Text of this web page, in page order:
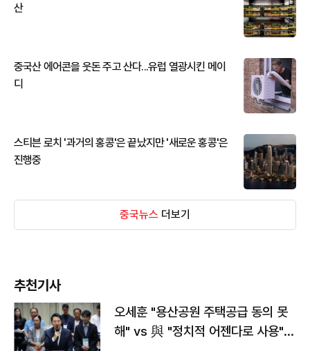
산
중국산 에어콘을 웃돈 주고 산다...유럽 열광시킨 메이
디
스티븐 로치 '과거의 홍콩'은 끝났지만 '새로운 홍콩'은
진행중
중국뉴스 더보기
추천기사
오세훈 "용산공원 주택공급 동의 못
해" vs 與 "정치적 어젠다로 사용"